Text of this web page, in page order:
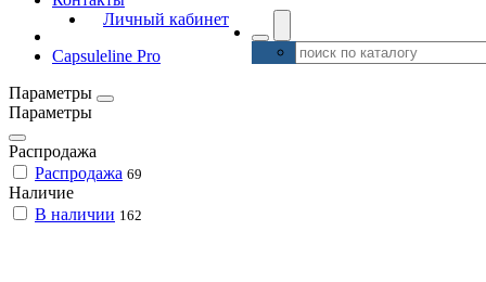
Личный кабинет
Capsuleline Pro
Параметры
Параметры
Распродажа
Распродажа 69
Наличие
В наличии 162